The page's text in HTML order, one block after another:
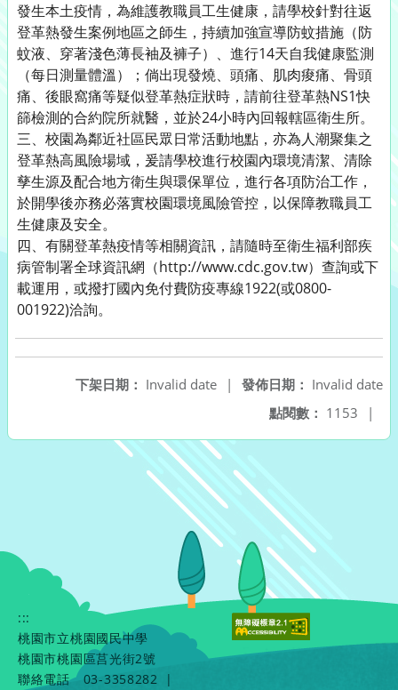
發生本土疫情，為維護教職員工生健康，請學校針對往返
登革熱發生案例地區之師生，持續加強宣導防蚊措施（防
蚊液、穿著淺色薄長袖及褲子）、進行14天自我健康監測
（每日測量體溫）；倘出現發燒、頭痛、肌肉痠痛、骨頭
痛、後眼窩痛等疑似登革熱症狀時，請前往登革熱NS1快
篩檢測的合約院所就醫，並於24小時內回報轄區衛生所。
三、校園為鄰近社區民眾日常活動地點，亦為人潮聚集之
登革熱高風險場域，爰請學校進行校園內環境清潔、清除
孳生源及配合地方衛生與環保單位，進行各項防治工作，
於開學後亦務必落實校園環境風險管控，以保障教職員工
生健康及安全。
四、有關登革熱疫情等相關資訊，請隨時至衛生福利部疾
病管制署全球資訊網（http://www.cdc.gov.tw）查詢或下
載運用，或撥打國內免付費防疫專線1922(或0800-
001922)洽詢。
發佈日期： Invalid date
下架日期： Invalid date
|
點閱數： 1153 |
:::
桃園市立桃園國民中學
桃園市桃園區莒光街2號
聯絡電話
03-3358282
|